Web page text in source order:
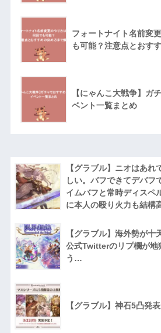
フォートナイト名前変
も可能？注意点とおす
【にゃんこ大戦争】ガ
ベント一覧まとめ
【グラブル】ニオはあ
しい。バフできてデバフ
イムバフと常時ディスペ
に本人の殴り火力も結構
【グラブル】海外勢が十
公式Twitterのリプ欄が地
う…
【グラブル】神石5凸発